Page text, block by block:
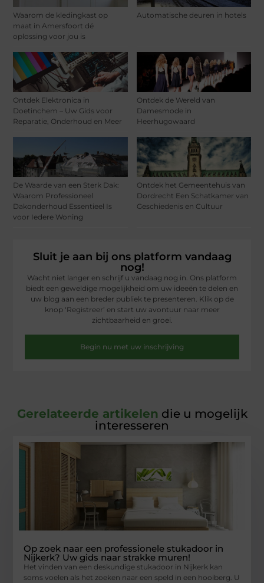
Waarom de kledingkast op
maat in Amersfoort dé
oplossing voor jou is
Automatische deuren in hotels
Ontdek Elektronica in
Doetinchem – Uw Gids voor
Reparatie, Onderhoud en Meer
Ontdek de Wereld van
Damesmode in
Heerhugowaard
De Waarde van een Sterk Dak:
Waarom Professioneel
Dakonderhoud Essentieel Is
voor Iedere Woning
Ontdek het Gemeentehuis van
Dordrecht Een Schatkamer van
Geschiedenis en Cultuur
Sluit je aan bij ons platform vandaag
nog!
Wacht niet langer en schrijf u vandaag nog in. Ons platform
biedt een geweldige mogelijkheid om uw ideeën te delen en
uw blog aan een breder publiek te presenteren. Klik op de
knop ‘Registreer’ en start uw avontuur naar meer
zichtbaarheid en groei.
Begin nu met uw inschrijving
Gerelateerde artikelen die u mogelijk
interesseren
Op zoek naar een professionele stukadoor in
Nijkerk? Uw gids naar strakke muren!
Het vinden van een deskundige stukadoor in Nijkerk kan
soms voelen als het zoeken naar een speld in een hooiberg. U